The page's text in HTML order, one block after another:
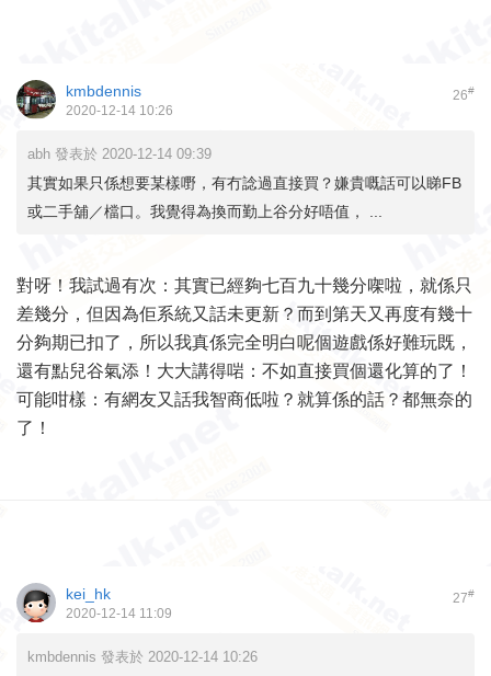
26#
kmbdennis
2020-12-14 10:26
abh 發表於 2020-12-14 09:39
其實如果只係想要某樣嘢，有冇諗過直接買？嫌貴嘅話可以睇FB
或二手舖／檔口。我覺得為換而勤上谷分好唔值， ...
對呀！我試過有次：其實已經夠七百九十幾分㗎啦，就係只
差幾分，但因為佢系統又話未更新？而到第天又再度有幾十
分夠期已扣了，所以我真係完全明白呢個遊戲係好難玩既，
還有點兒谷氣添！大大講得啱：不如直接買個還化算的了！
可能咁樣：有網友又話我智商低啦？就算係的話？都無奈的
了！
27#
kei_hk
2020-12-14 11:09
kmbdennis 發表於 2020-12-14 10:26